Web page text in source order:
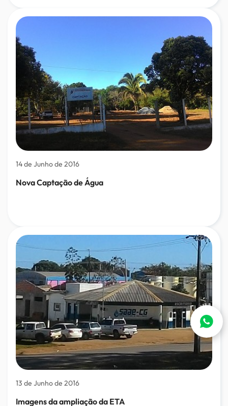
14 de Junho de 2016
Nova Captação de Água
13 de Junho de 2016
Imagens da ampliação da ETA